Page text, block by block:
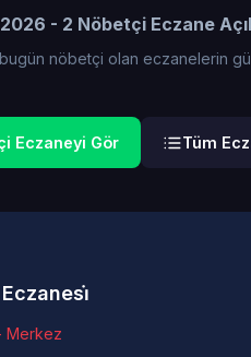
- 2 Nöbetçi Eczane
nöbetçi olan eczanelerin
Eczaneyi Gör Tüm
Merkez